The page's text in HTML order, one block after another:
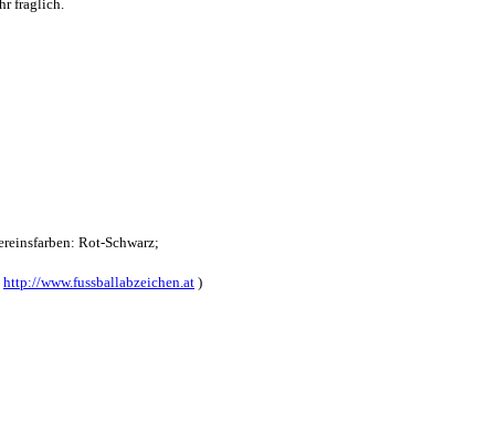
fraglich.
Rot-Schwarz;
http://www.fussballabzeichen.at )